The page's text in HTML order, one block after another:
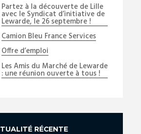
Partez à la découverte de Lille
avec le Syndicat d’initiative de
Lewarde, le 26 septembre !
Camion Bleu France Services
Offre d’emploi
Les Amis du Marché de Lewarde
: une réunion ouverte à tous !
RÉCENTE